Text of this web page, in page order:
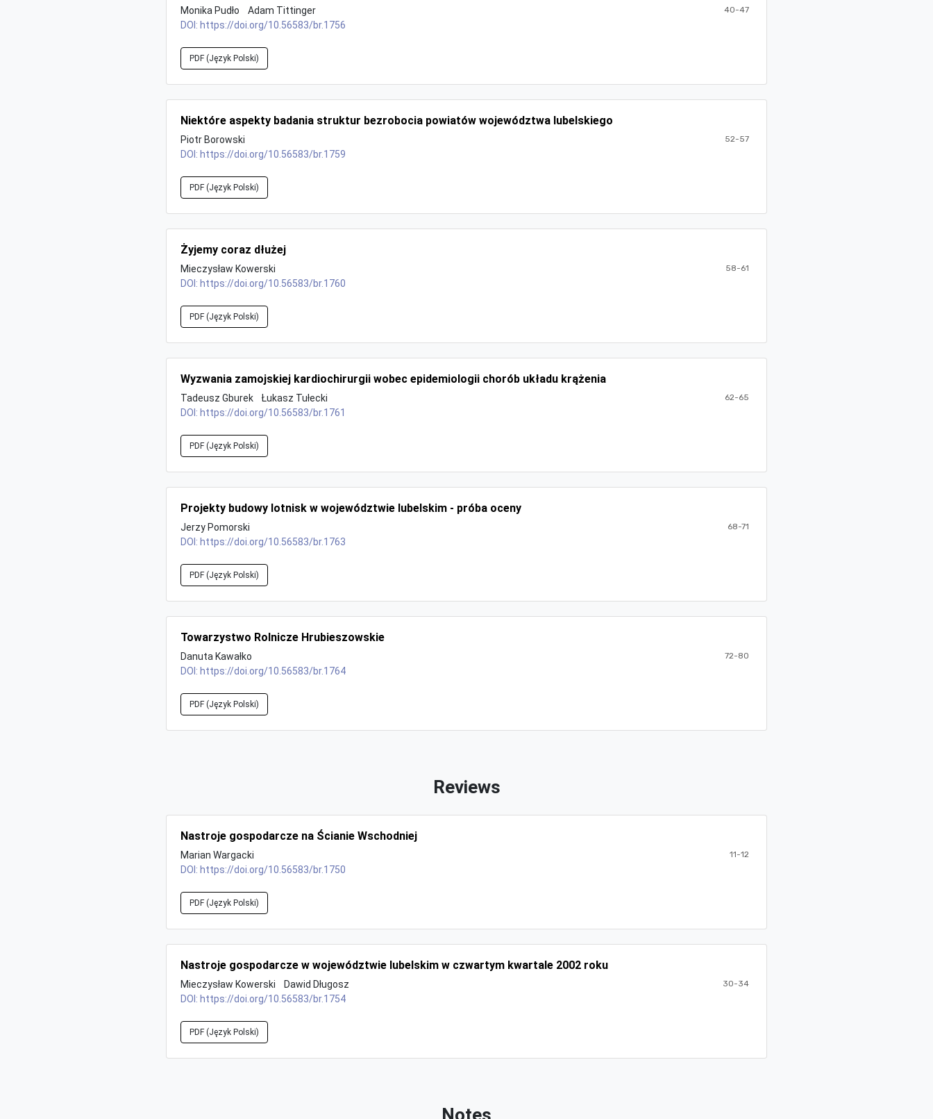
Monika Pudło Adam Tittinger 40-47
DOI: https://doi.org/10.56583/br.1756
PDF (Język Polski)
Niektóre aspekty badania struktur bezrobocia powiatów województwa lubelskiego
Piotr Borowski 52-57
DOI: https://doi.org/10.56583/br.1759
PDF (Język Polski)
Żyjemy coraz dłużej
Mieczysław Kowerski 58-61
DOI: https://doi.org/10.56583/br.1760
PDF (Język Polski)
Wyzwania zamojskiej kardiochirurgii wobec epidemiologii chorób układu krążenia
Tadeusz Gburek Łukasz Tułecki 62-65
DOI: https://doi.org/10.56583/br.1761
PDF (Język Polski)
Projekty budowy lotnisk w województwie lubelskim - próba oceny
Jerzy Pomorski 68-71
DOI: https://doi.org/10.56583/br.1763
PDF (Język Polski)
Towarzystwo Rolnicze Hrubieszowskie
Danuta Kawałko 72-80
DOI: https://doi.org/10.56583/br.1764
PDF (Język Polski)
Reviews
Nastroje gospodarcze na Ścianie Wschodniej
Marian Wargacki 11-12
DOI: https://doi.org/10.56583/br.1750
PDF (Język Polski)
Nastroje gospodarcze w województwie lubelskim w czwartym kwartale 2002 roku
Mieczysław Kowerski Dawid Długosz 30-34
DOI: https://doi.org/10.56583/br.1754
PDF (Język Polski)